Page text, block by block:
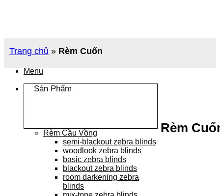
Menu
Sản Phẩm
Rèm Cầu Vồng
semi-blackout zebra blinds
woodlook zebra blinds
basic zebra blinds
blackout zebra blinds
room darkening zebra
blinds
Trang chủ » Rèm Cuốn
Rèm